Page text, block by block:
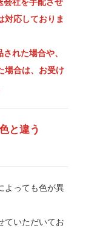
対応しておりま
れた場合や、
場合は、お受け
と違う
よっても色が異
ていただいてお